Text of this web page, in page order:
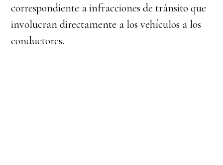
correspondiente a infracciones de tránsito que
involucran directamente a los vehículos a los
conductores.